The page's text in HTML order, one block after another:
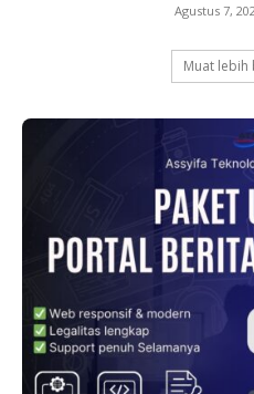
Agustus 7,
Muat lebih